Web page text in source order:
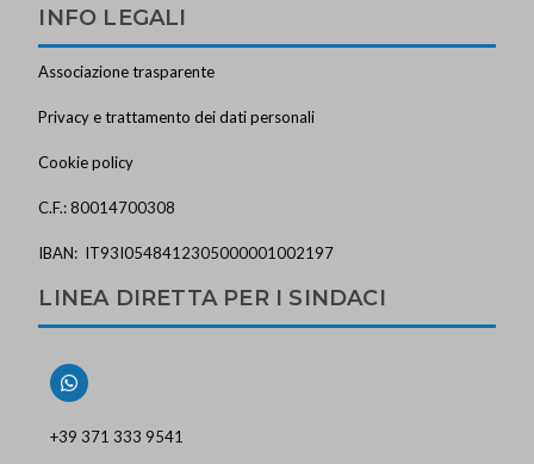
INFO LEGALI
Associazione trasparente
Privacy e trattamento dei dati personali
Cookie policy
C.F.: 80014700308
IBAN: IT93I0548412305000001002197
LINEA DIRETTA PER I SINDACI
+39 371 333 9541